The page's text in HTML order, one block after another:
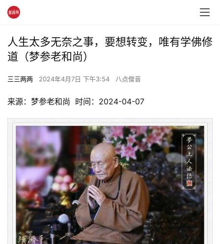
人生太多无奈之事，要想转变，唯有学佛修
道（梦参老和尚）
三三两两 2024年4月7日 下午3:54 八点僧音
来源：梦参老和尚  时间：2024-04-07